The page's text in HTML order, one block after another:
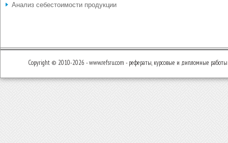
Анализ себестоимости продукции
Copyright © 2010-2026 - www.refsru.com - рефераты, курсовые и дипломные работы